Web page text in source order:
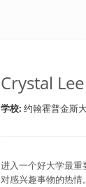
Crystal Lee
学校: 约翰霍普金斯
进入一个好大学最
对感兴趣事物的热情